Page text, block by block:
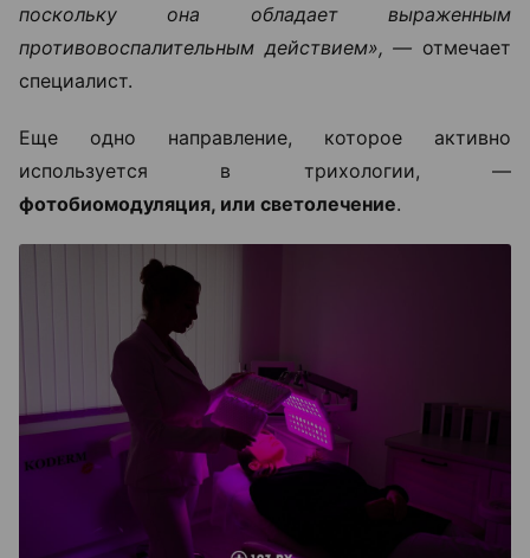
поскольку она обладает выраженным
противовоспалительным действием», — отмечает
специалист.
Еще одно направление, которое активно
используется в трихологии, —
фотобиомодуляция, или светолечение.